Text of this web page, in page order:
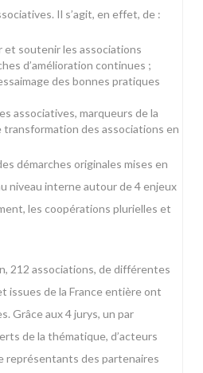
Il s’agit, en effet, de :
et soutenir les associations
d’amélioration continues ;
des bonnes pratiques
associatives, marqueurs de la
transformation des associations en
démarches originales mises en
niveau interne autour de 4 enjeux
les coopérations plurielles et
212 associations, de différentes
issues de la France entière ont
Grâce aux 4 jurys, un par
de la thématique, d’acteurs
représentants des partenaires